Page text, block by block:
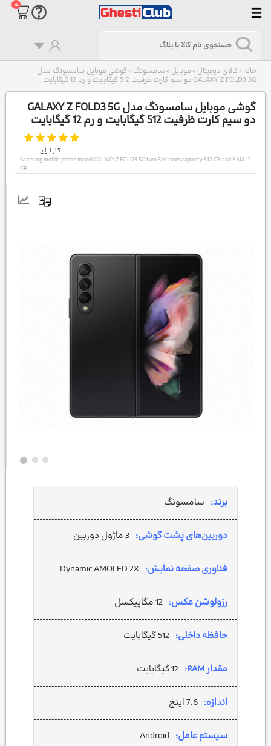
۰
خانه > کالای دیجیتال > موبایل > سامسونگ > گوشی موبایل سامسونگ مدل
GALAXY Z FOLD3 5G دو سیم‌ کارت ظرفیت 512 گیگابایت و رم 12 گیگابایت
گوشی موبایل سامسونگ مدل GALAXY Z FOLD3 5G
دو سیم‌ کارت ظرفیت 512 گیگابایت و رم 12 گیگابایت
5از 1رای
Samsung mobile phone model GALAXY Z FOLD3 5G two SIM cards capacity 512 GB and RAM 12
GB
برند: سامسونگ
دوربین‌های پشت گوشی: 3 ماژول دوربین
فناوری صفحه نمایش: Dynamic AMOLED 2X
رزولوشن عکس: 12 مگاپیکسل
حافظه داخلی: 512 گیگابایت
مقدار RAM: 12 گیگابایت
اندازه: 7.6 اینچ
سیستم عامل: Android